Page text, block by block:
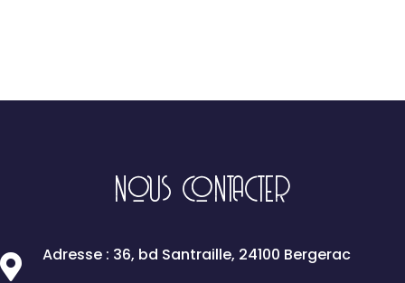
NOUS CONTACTER

Adresse : 36, bd Santraille, 24100 Bergerac